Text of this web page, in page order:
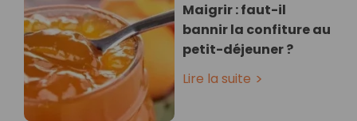
Maigrir : faut-il
bannir la confiture au
petit-déjeuner ?
Lire la suite